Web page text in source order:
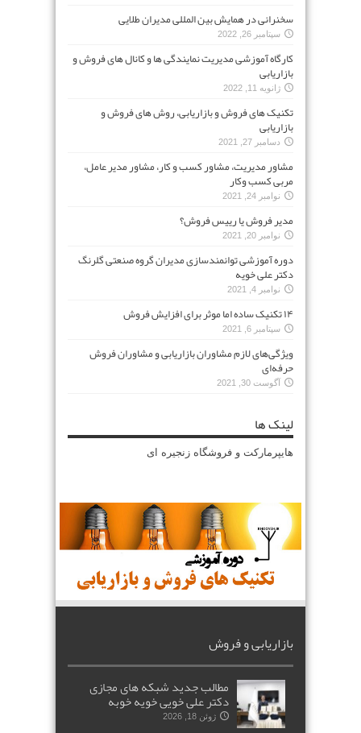
سخنرانی در همایش بین المللی مدیران طلایی
سپتامبر 26, 2022
کارگاه آموزشی مدیریت نمایندگی ها و کانال های فروش و
بازاریابی
ژانویه 11, 2022
تکنیک های فروش و بازاریابی، روش های فروش و
بازاریابی
دسامبر 27, 2021
مشاور مدیریت، مشاور کسب و کار، مشاور مدیر عامل،
مربی کسب وکار
نوامبر 24, 2021
مدیر فروش یا رییس فروش؟
نوامبر 20, 2021
دوره آموزشی توانمندسازی مدیران گروه صنعتی گلرنگ
دکتر علی خویه
نوامبر 4, 2021
۱۴ تکنیک ساده اما موثر برای افزایش فروش
سپتامبر 6, 2021
ویژگی‌های لازم مشاوران بازاریابی و مشاوران فروش
حرفه‌ای
آگوست 30, 2021
لینک ها
هایپرمارکت و فروشگاه زنجیره ای
بازاریابی و فروش
مطالب جدید شبکه های مجازی
دکتر علی خویی خویه خوبه
ژوئن 18, 2026